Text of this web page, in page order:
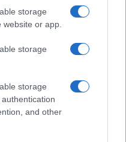
storage
or app.
storage
storage
and other